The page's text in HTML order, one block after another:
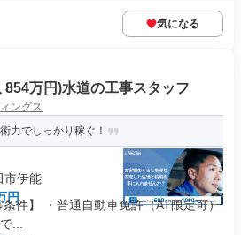
気になる
万円)水道の工事スタッフ
ングス
力でしっかり稼ぐ！
市伊能
円
件】 ・普通自動車免許（AT限定可）
...